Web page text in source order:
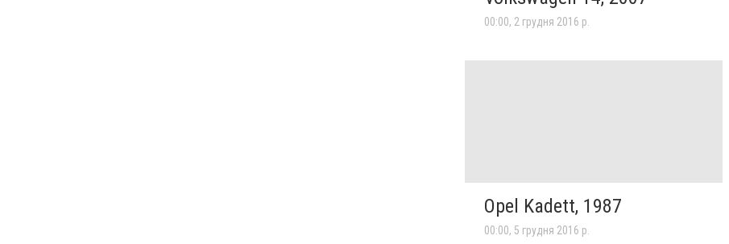
00:00, 2 грудня 2016 р.
Opel Kadett, 1987
00:00, 5 грудня 2016 р.